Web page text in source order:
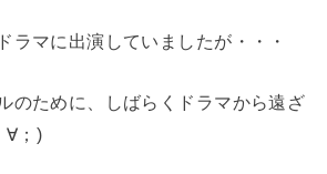
ラマに出演していましたが・・・
のために、しばらくドラマから遠ざ
∀；)